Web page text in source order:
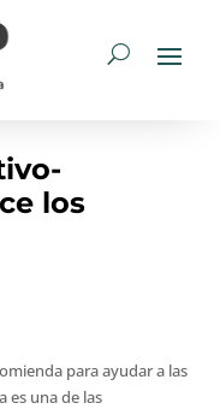
los
para ayudar a las
es una de las